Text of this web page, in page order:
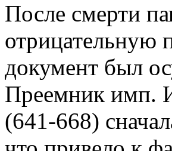
После смерти
отрицательную
документ был
Преемник имп.
(641-668)